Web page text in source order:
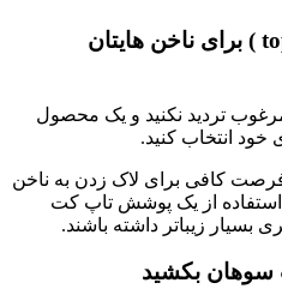
همیشه از تاپ کت ( top coat ) برای ناخن هایتان
تردید نکنید و یک محصول
انتخاب کنید.
کافی برای لاک زدن به ناخن
استفاده از یک پوشش تاپ کت
بسیار زیباتر داشته باشند.
سوهان بکشید